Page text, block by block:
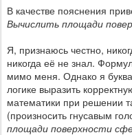
В качестве пояснения
Вычислить площади
Я, признаюсь честно,
никогда её не знал.
мимо меня. Однако я
логике выразить
математики при решении
(произносить гнусавым
площади поверхности